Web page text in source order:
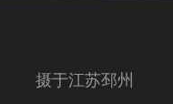
摄于江苏邳州